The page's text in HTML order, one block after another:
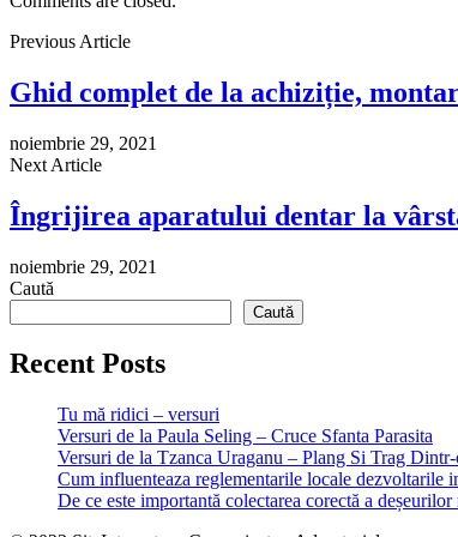
Previous Article
Ghid complet de la achiziție,
noiembrie 29, 2021
Next Article
Îngrijirea aparatului dentar la
noiembrie 29, 2021
Caută
Caută
Recent Posts
Tu mă ridici – versuri
Versuri de la Paula Seling – Cruce Sfanta Parasita
Versuri de la Tzanca Uraganu – Plang Si Trag
Cum influenteaza reglementarile locale dezvoltarile
De ce este importantă colectarea corectă a